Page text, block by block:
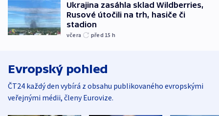
Ukrajina zasáhla sklad Wildberries,
Rusové útočili na trh, hasiče či
stadion
včera před 15 h
Evropský pohled
ČT24 každý den vybírá z obsahu publikovaného evropskými
veřejnými médii, členy Eurovize.